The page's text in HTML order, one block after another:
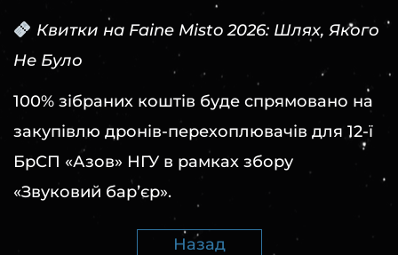
Квитки на Faine Misto 2026: Шлях, Якого
Не Було
100% зібраних коштів буде спрямовано на
закупівлю дронів-перехоплювачів для 12-ї
БрСП «Азов» НГУ в рамках збору
«Звуковий барʼєр».
Назад